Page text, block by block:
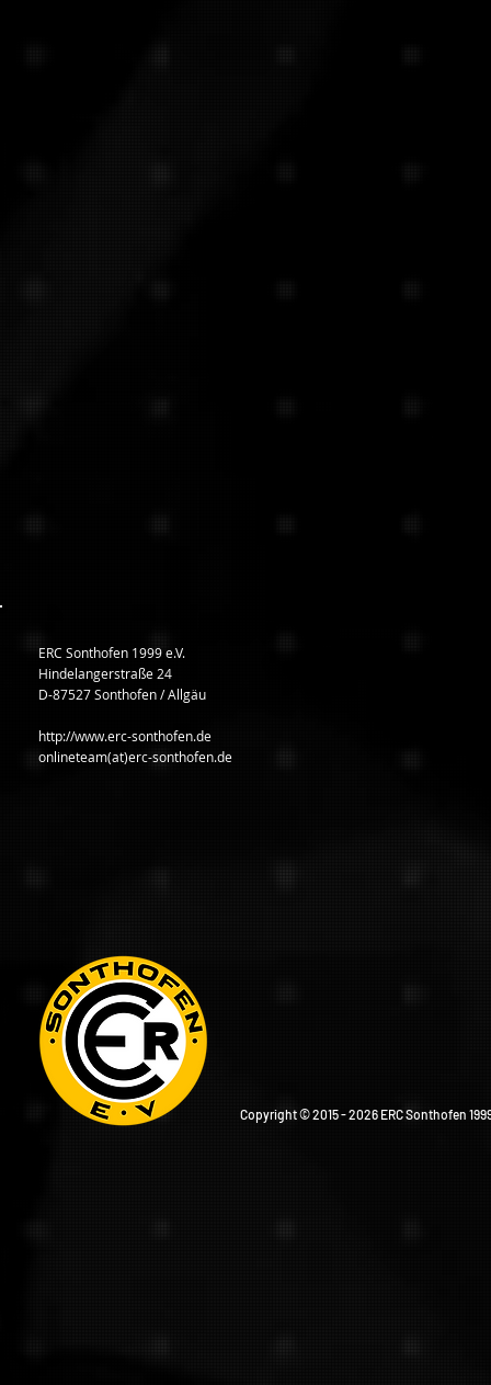
ERC Sonthofen 1999 e.V.
Hindelangerstraße 24
D-87527 Sonthofen / Allgäu
http://www.erc-sonthofen.de
onlineteam(at)erc-sonthofen.de
Copyright © 2015 - 2026 ERC Sonthofen